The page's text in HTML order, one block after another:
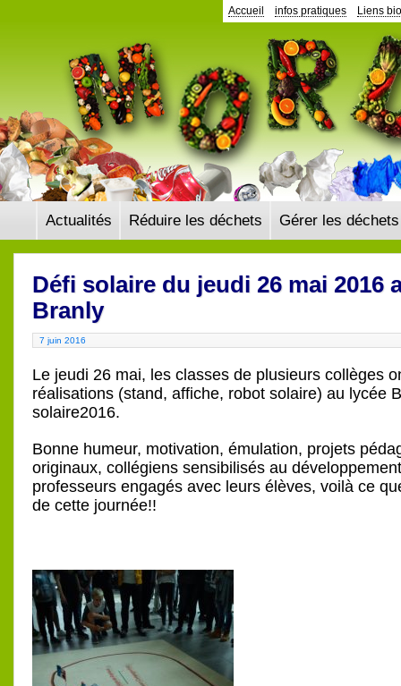
Accueil infos pratiques Liens
Actualités Réduire les déchets Gérer les déchets
Défi solaire du jeudi 26 mai 2016
Branly
7 juin 2016
Le jeudi 26 mai, les classes de plusieurs collèges
réalisations (stand, affiche, robot solaire) au lycée
solaire2016.
Bonne humeur, motivation, émulation, projets
originaux, collégiens sensibilisés au
professeurs engagés avec leurs élèves, voilà ce
de cette journée!!